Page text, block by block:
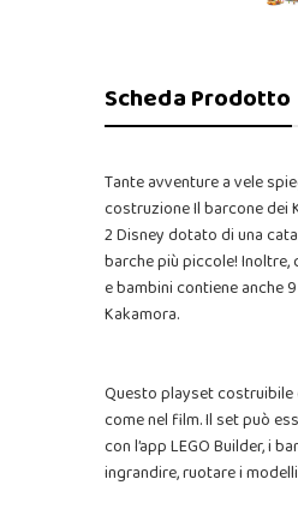
Scheda Prodotto
Tante avventure a vele
costruzione Il barcone dei
2 Disney dotato di una
barche più piccole!
e bambini contiene anche
Kakamora.
Questo playset costruibile
come nel film. Il set può
con l’app LEGO Builder, i
ingrandire, ruotare i